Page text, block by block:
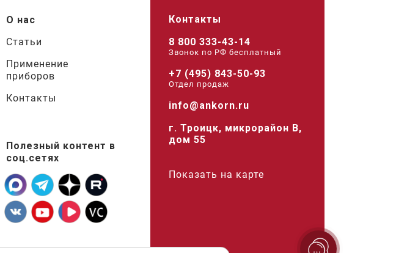
О нас
Статьи
Применение
приборов
Контакты
Полезный контент в
соц.сетях
Контакты
8 800 333-43-14
Звонок по РФ беcплатный
+7 (495) 843-50-93
Отдел продаж
info@ankorn.ru
г. Троицк, микрорайон В,
дом 55
Показать на карте